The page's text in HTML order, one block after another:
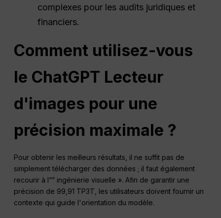
complexes pour les audits juridiques et
financiers.
Comment utilisez-vous
le ChatGPT Lecteur
d'images pour une
précision maximale ?
Pour obtenir les meilleurs résultats, il ne suffit pas de
simplement télécharger des données ; il faut également
recourir à l“” ingénierie visuelle ». Afin de garantir une
précision de 99,91 TP3T, les utilisateurs doivent fournir un
contexte qui guide l'orientation du modèle.